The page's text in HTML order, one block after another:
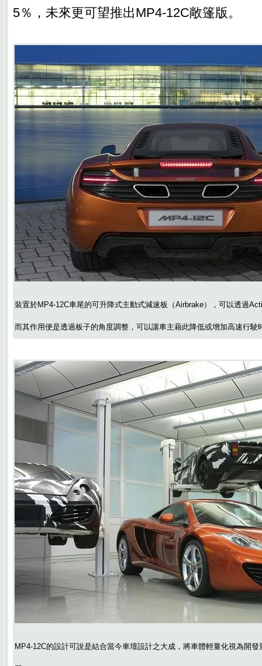
5％，未來更可望推出MP4-12C敞篷版。
裝置於MP4-12C車尾的可升降式主動式減速板（Airbrake），可以透過
而其作用便是透過板子的角度調整，可以讓車主藉此降低或增加高速行駛
MP4-12C的設計可說是結合當今車壇設計之大成，將車體輕量化視為開